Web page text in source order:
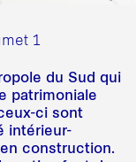
1
du Sud qui
patrimoniale
ci sont
intérieur-
construction.